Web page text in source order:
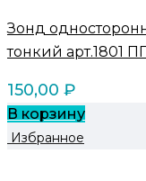
Зонд
тонкий арт.1801
150,00 ₽
В корзину
Избранное